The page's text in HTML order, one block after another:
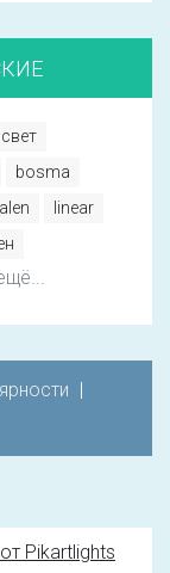
свет
bosma
linear
|